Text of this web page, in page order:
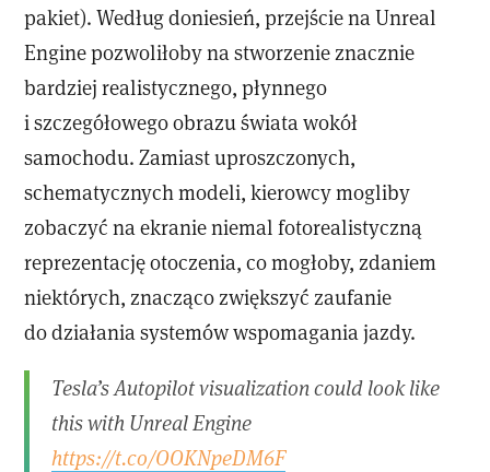
pakiet). Według doniesień, przejście na Unreal
Engine pozwoliłoby na stworzenie znacznie
bardziej realistycznego, płynnego
i szczegółowego obrazu świata wokół
samochodu. Zamiast uproszczonych,
schematycznych modeli, kierowcy mogliby
zobaczyć na ekranie niemal fotorealistyczną
reprezentację otoczenia, co mogłoby, zdaniem
niektórych, znacząco zwiększyć zaufanie
do działania systemów wspomagania jazdy.
Tesla’s Autopilot visualization could look like
this with Unreal Engine
https://t.co/OOKNpeDM6F